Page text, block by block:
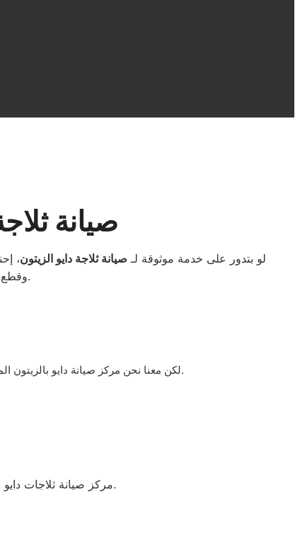
صيانة
لو بتدور على خدمة موثوقة لـ صيانة ثلاجة دايو الزيتون،
وقطع غيار أصلية مع ضمان معتمد، علشان ثلاجتك ترجع تشتغل بكفاءة وتخدمك لفترة أطول.
لكن معنا نحن مركز صيانة دايو.
مركز صيانة ثلاجات دايو بالزيتون يلتزم بتلبية جميع احتياجات الزبائن بفضل الجودة العالية للقطع المستخدمة وفريق العمل المدرب.